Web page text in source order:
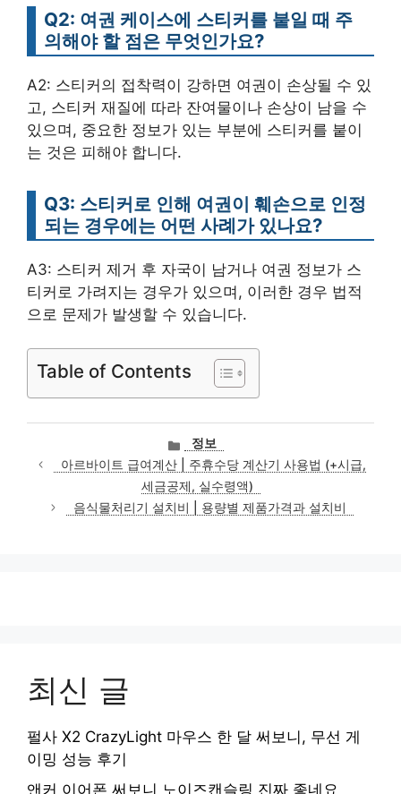
Q2: 여권 케이스에 스티커를 붙일 때 주
의해야 할 점은 무엇인가요?
A2: 스티커의 접착력이 강하면 여권이 손상될 수 있
고, 스티커 재질에 따라 잔여물이나 손상이 남을 수
있으며, 중요한 정보가 있는 부분에 스티커를 붙이
는 것은 피해야 합니다.
Q3: 스티커로 인해 여권이 훼손으로 인정
되는 경우에는 어떤 사례가 있나요?
A3: 스티커 제거 후 자국이 남거나 여권 정보가 스
티커로 가려지는 경우가 있으며, 이러한 경우 법적
으로 문제가 발생할 수 있습니다.
Table of Contents
카
테
고
리
정보
아르바이트 급여계산 | 주휴수당 계산기 사용법 (+시급,
세금공제, 실수령액)
음식물처리기 설치비 | 용량별 제품가격과 설치비
최신 글
펄사 X2 CrazyLight 마우스 한 달 써보니, 무선 게
이밍 성능 후기
앤커 이어폰 써보니 노이즈캔슬링 진짜 좋네요